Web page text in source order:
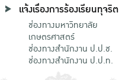
แจ้งเรื่องการร้องเรียนทุจริต
ช่องทางมหาวิทยาลัย
เกษตรศาสตร์
ช่องทางสำนักงาน ป.ป.ช.
ช่องทางสำนักงาน ป.ป.ท.